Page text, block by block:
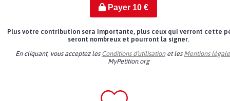
Payer 10€
Plus votre contribution sera importante, plus ceux qui verront cette
seront nombreux et pourront la signer.
En cliquant, vous acceptez les Conditions d'utilisationet les Mentions
MyPetition.org